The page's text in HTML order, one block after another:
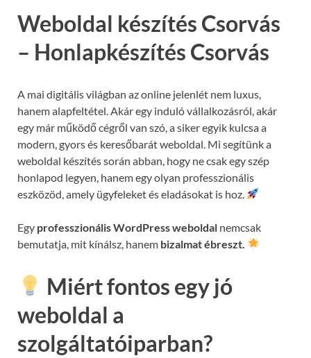
Weboldal készítés Csorvás
– Honlapkészítés Csorvás
A mai digitális világban az online jelenlét nem luxus,
hanem alapfeltétel. Akár egy induló vállalkozásról, akár
egy már működő cégről van szó, a siker egyik kulcsa a
modern, gyors és keresőbarát weboldal. Mi segítünk a
weboldal készítés során abban, hogy ne csak egy szép
honlapod legyen, hanem egy olyan professzionális
eszközöd, amely ügyfeleket és eladásokat is hoz.
Egy professzionális WordPress weboldal nemcsak
bemutatja, mit kínálsz, hanem bizalmat ébreszt.
Miért fontos egy jó
weboldal a
szolgáltatóiparban?